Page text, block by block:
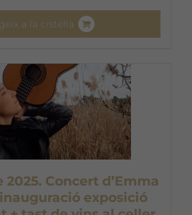
a la cistella
Concert d’Emma
exposició